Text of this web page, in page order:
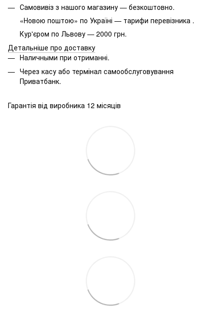
Самовивіз з нашого магазину — безкоштовно.
«Новою поштою» по Україні — тарифи перевізника .
Кур'єром по Львову — 2000 грн.
Детальніше про доставку
Наличными при отриманні.
Через касу або термінал самообслуговування
Приватбанк.
Гарантія від виробника 12 місяців